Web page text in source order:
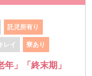
託児所有り
レイ 寮あり
年」「終末期」